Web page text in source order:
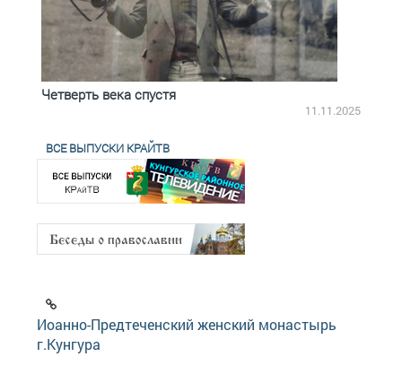
Четверть века спустя
11.11.2025
ВСЕ ВЫПУСКИ КРАЙТВ
Иоанно-Предтеченский женский монастырь
г.Кунгура